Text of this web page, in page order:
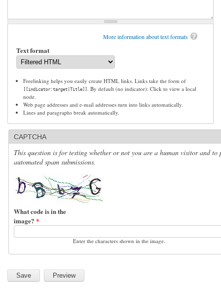
More information about text formats
Text format
Freelinking helps you easily create HTML links. Links take the form of
[[indicator:target|Title]]
. By default (no indicator): Click to view a local
node.
Web page addresses and e-mail addresses turn into links automatically.
Lines and paragraphs break automatically.
CAPTCHA
This question is for testing whether or not you are a human visitor and to
automated spam submissions.
What code is in the
image? *
Enter the characters shown in the image.